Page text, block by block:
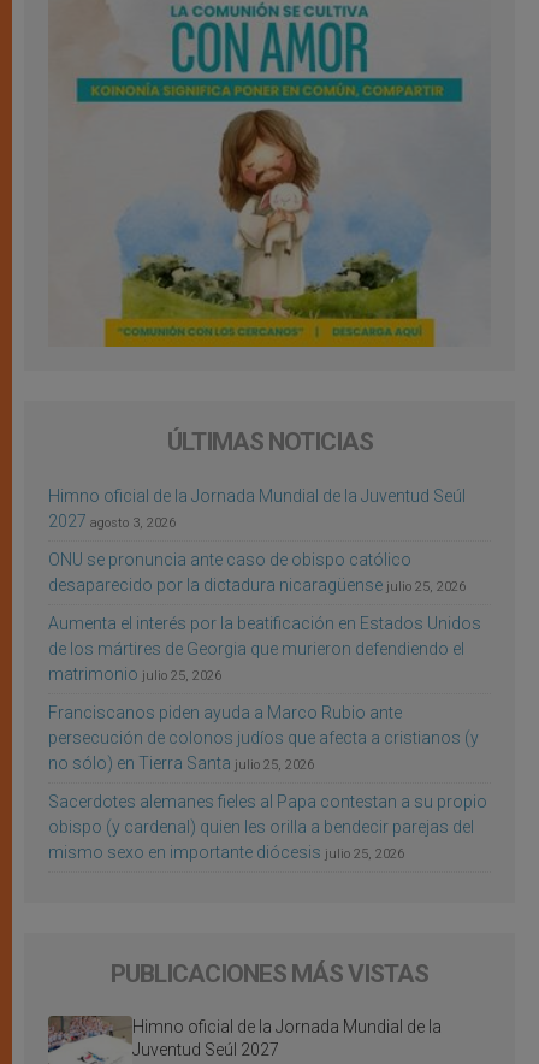
ÚLTIMAS NOTICIAS
Himno oficial de la Jornada Mundial de la Juventud Seúl
2027 agosto 3, 2026
ONU se pronuncia ante caso de obispo católico
desaparecido por la dictadura nicaragüense julio 25, 2026
Aumenta el interés por la beatificación en Estados Unidos
de los mártires de Georgia que murieron defendiendo el
matrimonio julio 25, 2026
Franciscanos piden ayuda a Marco Rubio ante
persecución de colonos judíos que afecta a cristianos (y
no sólo) en Tierra Santa julio 25, 2026
Sacerdotes alemanes fieles al Papa contestan a su propio
obispo (y cardenal) quien les orilla a bendecir parejas del
mismo sexo en importante diócesis julio 25, 2026
PUBLICACIONES MÁS VISTAS
Himno oficial de la Jornada Mundial de la
Juventud Seúl 2027